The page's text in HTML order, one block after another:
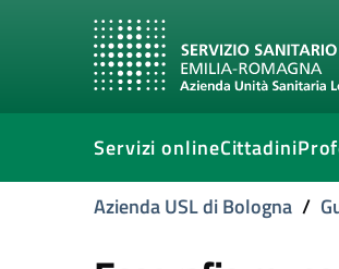
Servizi onlineCittadini
Azienda USL di Bologna /